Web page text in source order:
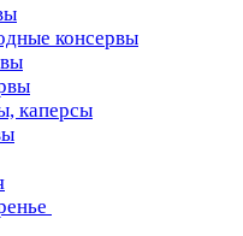
консервы
каперсы